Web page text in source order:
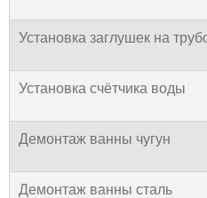
Установка заглушек на
Установка счётчика воды
Демонтаж ванны чугун
Демонтаж ванны сталь